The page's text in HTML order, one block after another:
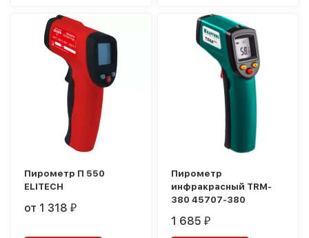
Пирометр П 550
ELITECH
от 1 318₽
Пирометр
инфракрасный TRM-
380 45707-380
1 685₽